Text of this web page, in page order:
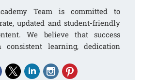
Team is committed to
updated and student-friendly
We believe that success
consistent learning, dedication